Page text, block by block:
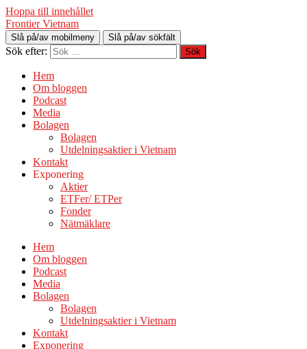
Hoppa till innehållet
Frontier Vietnam
Slå på/av mobilmeny Slå på/av sökfält
Sök efter:
Hem
Om bloggen
Podcast
Media
Bolagen
Bolagen
Utdelningsaktier i Vietnam
Kontakt
Exponering
Aktier
ETFer/ ETPer
Fonder
Nätmäklare
Hem
Om bloggen
Podcast
Media
Bolagen
Bolagen
Utdelningsaktier i Vietnam
Kontakt
Exponering